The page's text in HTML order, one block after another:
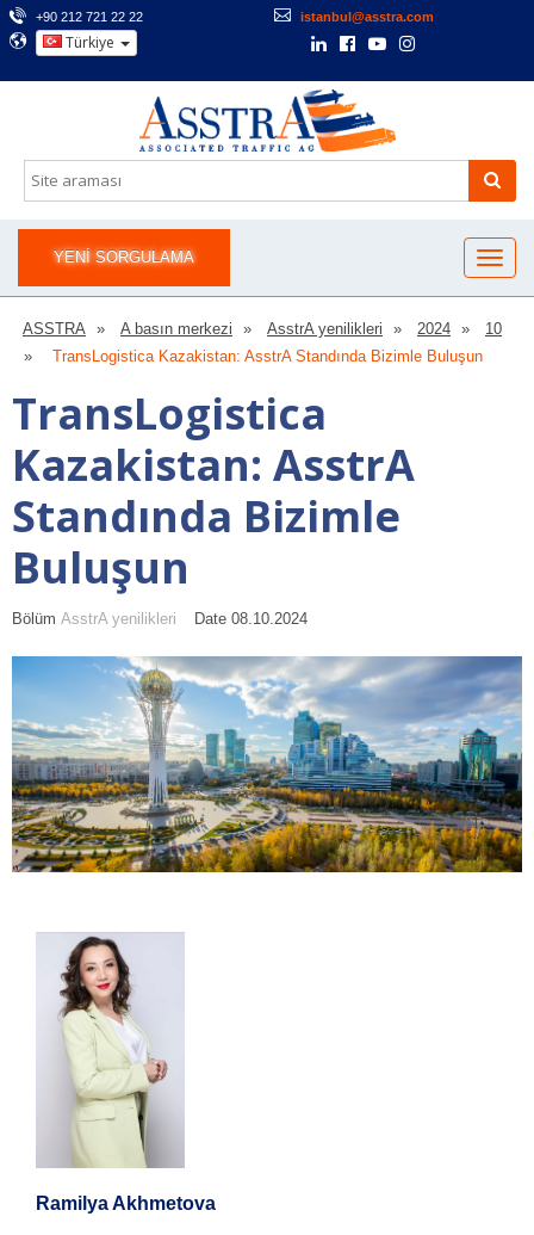
+90 212 721 22 22 istanbul@asstra.com
Türkiye
YENI SORGULAMA
ASSTRA A basın merkezi AsstrA yenilikleri 2024
10
TransLogistica Kazakistan: AsstrA Standında Bizimle Buluşun
TransLogistica
Kazakistan: AsstrA
Standında Bizimle
Buluşun
Bölüm AsstrA yenilikleri Date 08.10.2024
Ramilya Akhmetova